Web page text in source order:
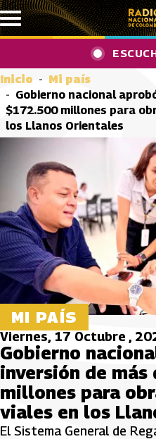
Pasar al contenido principal
Inicio
Mi país
Gobierno nacional
$172.500 millones para
los Llanos Orientales
MI PAÍS
Viernes, 17 Octubre ,
Gobierno
inversión de más
millones para
viales en los
El Sistema General de